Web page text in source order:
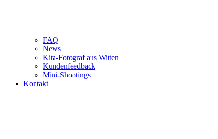
FAQ
News
Kita-Fotograf aus Witten
Kundenfeedback
Mini-Shootings
Kontakt